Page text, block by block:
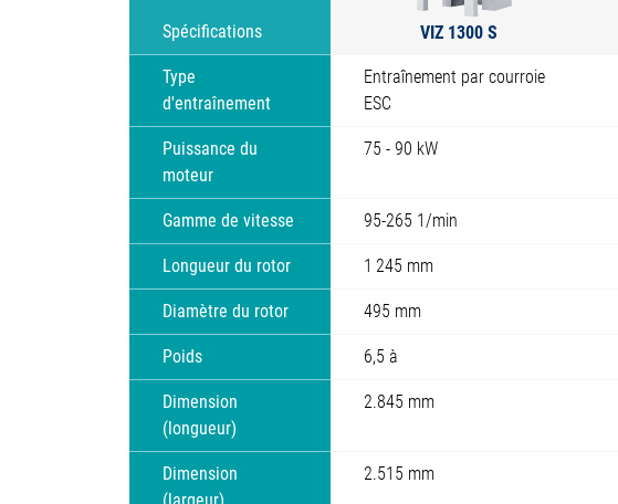
Spécifications VIZ 1300 S
Type
d'entraînement
Entraînement par courroie
ESC
Puissance du
moteur
75 - 90 kW
Gamme de vitesse 95-265 1/min
Longueur du rotor 1 245 mm
Diamètre du rotor 495 mm
Poids 6,5 à
Dimension
(longueur)
2.845 mm
Dimension
2.515 mm